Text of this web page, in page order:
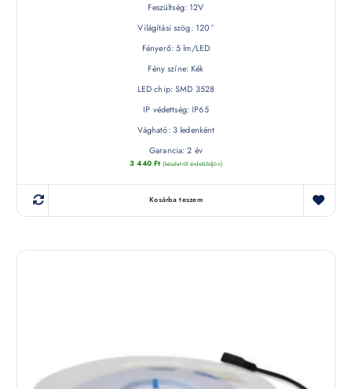
Feszültség: 12V
Világítási szög: 120 °
Fényerő: 5 lm/LED
Fény színe: Kék
LED chip: SMD 3528
IP védettség: IP65
Vágható: 3 ledenként
Garancia: 2 év
3 440 Ft (készletről érdeklődjön)
Kosárba teszem